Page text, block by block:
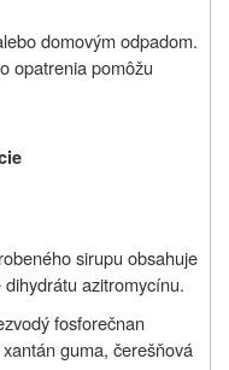
domovým odpadom.
opatrenia pomôžu
sirupu obsahuje
azitromycínu.
fosforečnan
guma, čerešňová